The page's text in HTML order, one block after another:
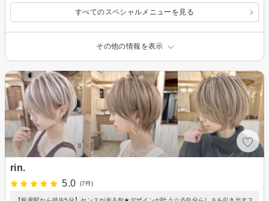
すべてのスペシャルメニューを見る
その他の情報を表示
rin.
5.0
(7件)